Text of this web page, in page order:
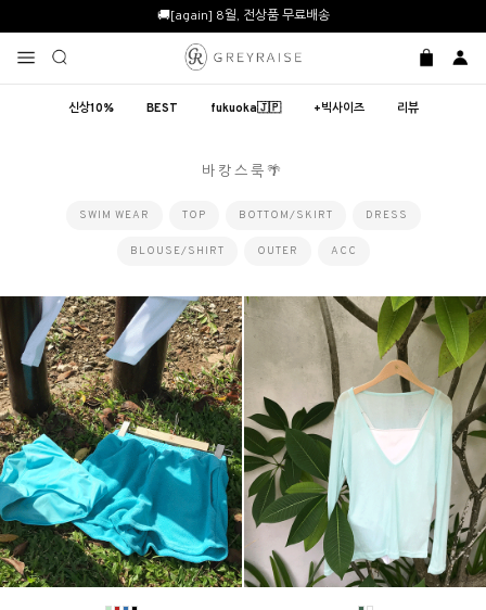
🚚[again] 8월, 전상품 무료배송
신상10% BEST fukuoka🇯🇵 +빅사이즈 리뷰
바캉스룩🌴
SWIM WEAR TOP BOTTOM/SKIRT DRESS
BLOUSE/SHIRT OUTER ACC